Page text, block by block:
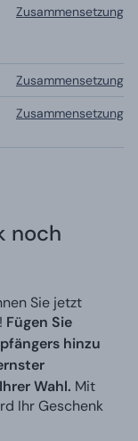
Zusammensetzung
Zusammensetzung
Zusammensetzung
noch
Sie jetzt
Fügen Sie
hinzu
Wahl. Mit
Ihr Geschenk